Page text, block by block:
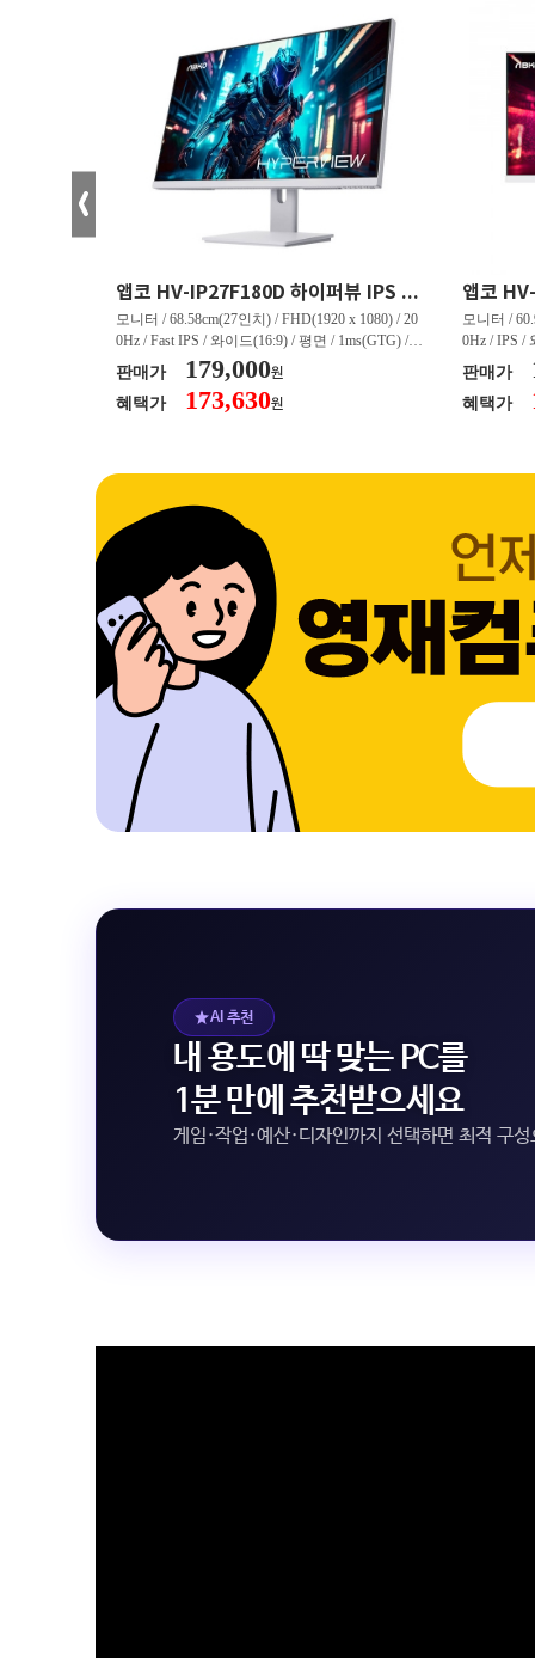
앱코 HV-IP27F180D 하이퍼뷰 IPS FHD 200 HDR 무결점
모니터 / 68.58cm(27인치) / FHD(1920 x 1080) / 20
0Hz / Fast IPS / 와이드(16:9) / 평면 / 1ms(GTG) / 3
50nit / 1,000:1 / 헤드폰 아웃 / LED 조명 / 틸트(상
하) / 6kg / [색상영역] / sRGB:128% / Adobe RGB:8
5% / DCI-P3:91% / NTSC:90% / [게임특화] / 조준
판매가 179,000원
혜택가 173,630원
모니터 /
0Hz / IPS /
50nit /
하) / 4.9kg
80% / DCI-
판매가
혜택가
AI 추천
내 용도에 딱 맞는 PC를
1분 만에 추천받으세요
게임·작업·예산·디자인까지 선택하면 최적 구